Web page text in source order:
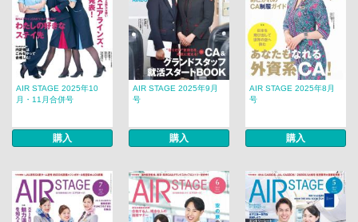
AIR STAGE 2025年10
月・11月合併号
購入
AIR STAGE 2025年9月
号
購入
AIR STAGE 2025年8月
号
購入